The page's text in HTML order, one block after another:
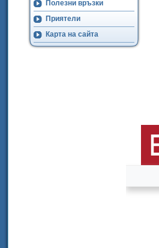
Полезни връзки
Приятели
Карта на сайта